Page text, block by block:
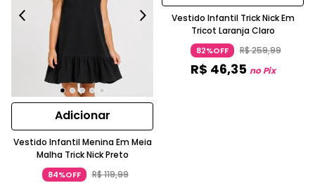
Adicionar
Vestido Infantil Menina Em Meia
Malha Trick Nick Preto
84%OFF R$119,99
Vestido Infantil Trick Nick Em
Tricot Laranja Claro
82%OFF R$259,99
R$ 46,35 no Pix